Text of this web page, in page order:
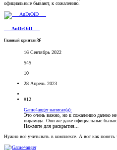
официальные бывают, к сожалению.
___AnDrOiD___
Главный криптан🥉
16 Сентябрь 2022
545
10
28 Апрель 2023
#12
Game4anger написал(а):
Это очень важно, но к сожалению далеко не
пирамида. Они же даже официальные
Нажмите для раскрытия...
Нужно всё учитывать в комплексе. А вот как понять